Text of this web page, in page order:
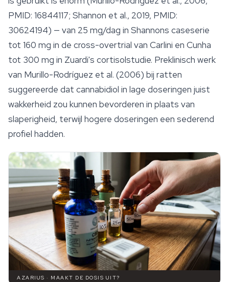
PMID: 16844117; Shannon et al., 2019, PMID:
30624194) — van 25 mg/dag in Shannons caseserie
tot 160 mg in de cross-overtrial van Carlini en Cunha
tot 300 mg in Zuardi's cortisolstudie. Preklinisch werk
van Murillo-Rodríguez et al. (2006) bij ratten
suggereerde dat cannabidiol in lage doseringen juist
wakkerheid zou kunnen bevorderen in plaats van
slaperigheid, terwijl hogere doseringen een sederend
profiel hadden.
AZARIUS · MAAKT DE DOSIS UIT?